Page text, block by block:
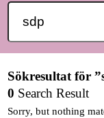
Sökresultat för
0 Search Result
Sorry, but nothing